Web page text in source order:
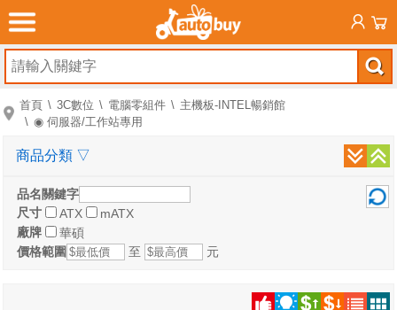
首頁 3C數位 電腦零組件
主機板-INTEL暢銷館
◉ 伺服器/工作站專用
品名關鍵字
尺寸
ATX
mATX
廠牌
華碩
價格範圍
至 元
商品分類 ▽